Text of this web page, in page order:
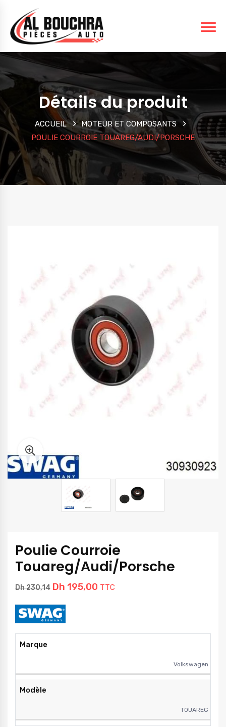
Détails du produit
ACCUEIL
MOTEUR ET COMPOSANTS
POULIE COURROIE TOUAREG/AUDI/PORSCHE
Poulie Courroie
Touareg/Audi/Porsche
Dh230,14 Dh 195,00 TTC
Marque
Volkswagen
Modèle
TOUAREG